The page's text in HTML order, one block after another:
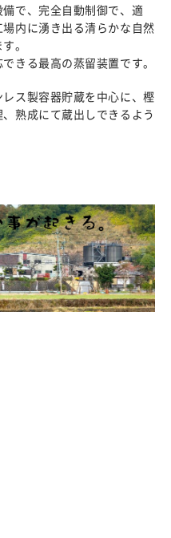
で、完全自動制御で、適
内に湧き出る清らかな自然
。
きる最高の蒸留装置です。
ス製容器貯蔵を中心に、樫
熟成にて蔵出しできるよう